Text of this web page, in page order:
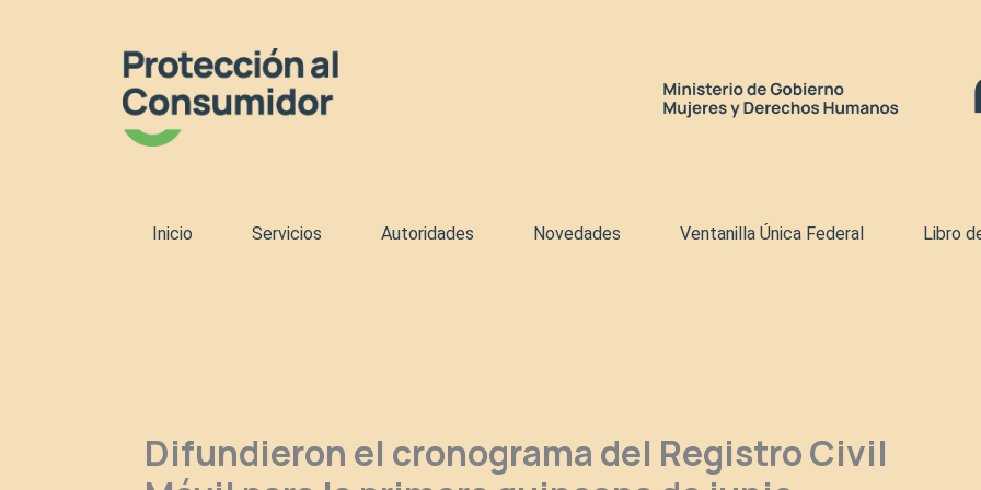
Inicio Servicios Autoridades Novedades Ventanilla Única Federal Libro
Difundieron el cronograma del Registro Civil